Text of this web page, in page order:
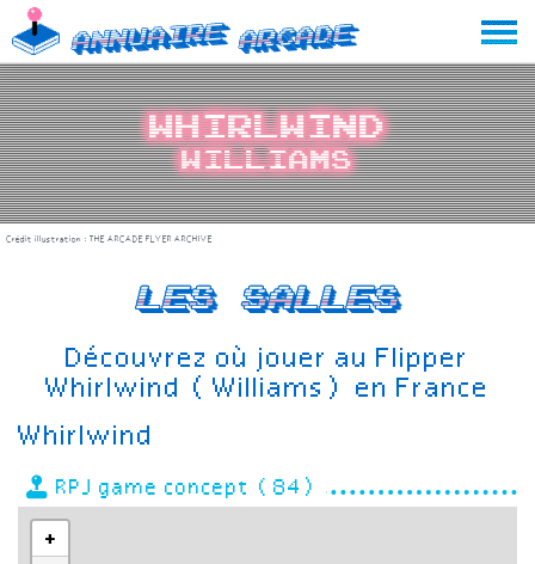
Skip
to
content
Annuaire Arcade
Crédit illustration : THE ARCADE FLYER ARCHIVE
Whirlwind
Williams
Les salles
Découvrez où jouer au Flipper
Whirlwind (Williams) en France
Whirlwind
RPJ game concept (84)
+